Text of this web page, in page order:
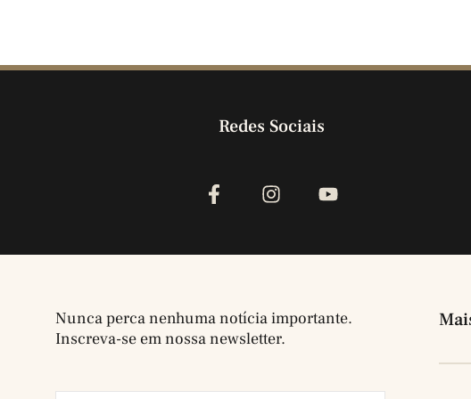
Redes Sociais
Nunca perca nenhuma notícia importante.
Inscreva-se em nossa newsletter.